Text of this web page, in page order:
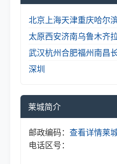
北京上海天津重庆哈尔
太原西安济南乌鲁木齐
武汉杭州合肥福州南昌
深圳
莱城简介
邮政编码：
电话区号：
查看详情莱